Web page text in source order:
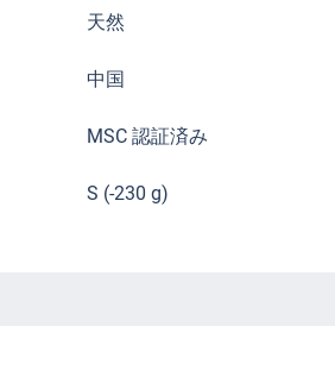
天然
中国
MSC 認証済み
S (-230 g)